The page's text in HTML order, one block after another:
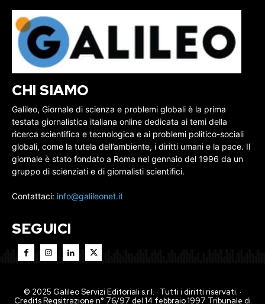
CHI SIAMO
Galileo, Giornale di scienza e problemi globali è la prima
testata giornalistica italiana online dedicata ai temi della
ricerca scientifica e tecnologica e ai problemi politico-sociali
globali, come la tutela dell’ambiente, i diritti umani e la pace. Il
giornale è stato fondato a Roma nel gennaio del 1996 da un
gruppo di scienziati e di giornalisti scientifici.
Contattaci: info@galileonet.it
SEGUICI
© 2025 Galileo Servizi Editoriali s.r.l. · Tutti i diritti riservati. ·
Credits Regsitrazione n° 76/97 del 14 febbraio 1997 Tribunale di